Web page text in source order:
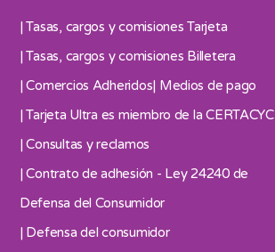
| Tasas, cargos y comisiones Tarjeta
| Tasas, cargos y comisiones Billetera
| Comercios Adheridos| Medios de pago
| Tarjeta Ultra es miembro de la CERTACYC
| Consultas y reclamos
| Contrato de adhesión - Ley 24240 de
Defensa del Consumidor
| Defensa del consumidor